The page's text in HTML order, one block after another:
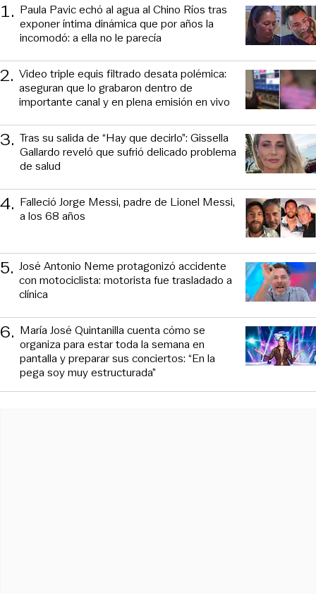
1. Paula Pavic echó al agua al Chino Ríos tras
exponer íntima dinámica que por años la
incomodó: a ella no le parecía
2. Video triple equis filtrado desata polémica:
aseguran que lo grabaron dentro de
importante canal y en plena emisión en vivo
3. Tras su salida de “Hay que decirlo”: Gissella
Gallardo reveló que sufrió delicado problema
de salud
4. Falleció Jorge Messi, padre de Lionel Messi,
a los 68 años
5. José Antonio Neme protagonizó accidente
con motociclista: motorista fue trasladado a
clínica
6. María José Quintanilla cuenta cómo se
organiza para estar toda la semana en
pantalla y preparar sus conciertos: “En la
pega soy muy estructurada”